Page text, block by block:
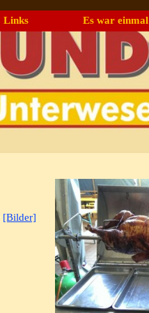
▼
Links Es war einmal
[Bilder]